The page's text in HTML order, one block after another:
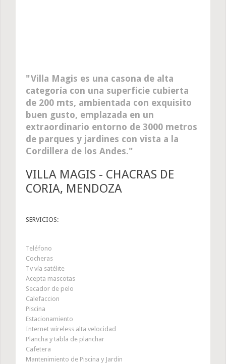
Villa Magis es una casona de alta
categoría con una superficie cubierta
de 200 mts, ambientada con exquisito
buen gusto, emplazada en un
extraordinario entorno de 3000 metros
de parques y jardines con vista a la
Cordillera de los Andes.
VILLA MAGIS - CHACRAS DE
CORIA, MENDOZA
SERVICIOS:
Teléfono
Cocheras
Tv vía satélite
Acepta mascotas
Secador de pelo
Calefaccion
Piscina
Estacionamiento
Internet wireless alta velocidad
Plancha y tabla de planchar
Cafetera
Mantenimiento de Piscina y Jardin